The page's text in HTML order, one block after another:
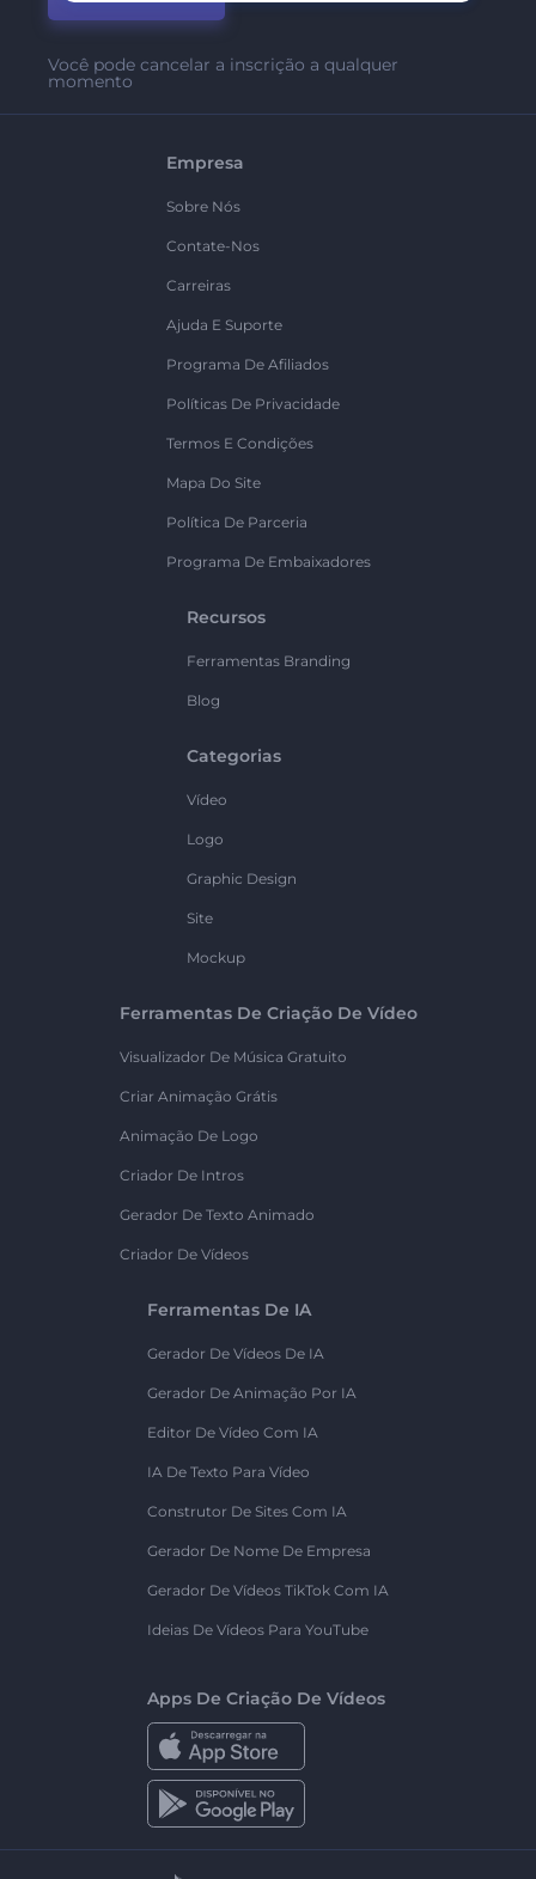
Você pode cancelar a inscrição a qualquer
momento
Empresa
Sobre Nós
Contate-Nos
Carreiras
Ajuda E Suporte
Programa De Afiliados
Políticas De Privacidade
Termos E Condições
Mapa Do Site
Política De Parceria
Programa De Embaixadores
Recursos
Ferramentas Branding
Blog
Categorias
Vídeo
Logo
Graphic Design
Site
Mockup
Ferramentas De Criação De Vídeo
Visualizador De Música Gratuito
Criar Animação Grátis
Animação De Logo
Criador De Intros
Gerador De Texto Animado
Criador De Vídeos
Ferramentas De IA
Gerador De Vídeos De IA
Gerador De Animação Por IA
Editor De Vídeo Com IA
IA De Texto Para Vídeo
Construtor De Sites Com IA
Gerador De Nome De Empresa
Gerador De Vídeos TikTok Com IA
Ideias De Vídeos Para YouTube
Apps De Criação De Vídeos